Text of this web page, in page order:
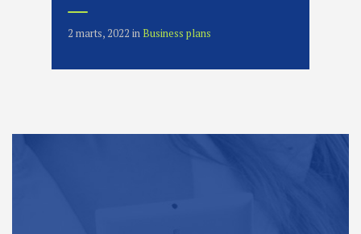
2 marts, 2022 in Business plans